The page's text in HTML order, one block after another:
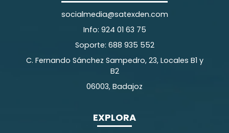
EXPLORA
socialmedia@satexden.com
Info: 924 01 63 75
Soporte: 688 935 552
C. Fernando Sánchez Sampedro, 23, Locales B1 y
B2
06003, Badajoz